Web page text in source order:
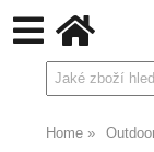
Home